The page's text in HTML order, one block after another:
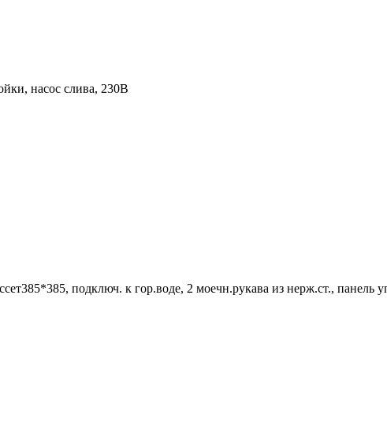
насос слива, 230В
подключ. к гор.воде, 2 моечн.рукава из нерж.ст., панель